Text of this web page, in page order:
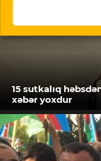
15 sutkalıq
xəbər yoxdur